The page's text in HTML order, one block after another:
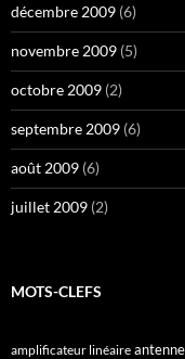
décembre 2009 (6)
novembre 2009 (5)
octobre 2009 (2)
septembre 2009 (6)
août 2009 (6)
juillet 2009 (2)
MOTS-CLEFS
amplificateur linéaire antenne